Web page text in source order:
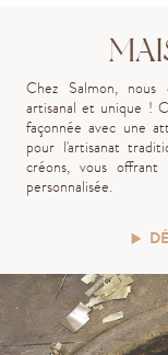
Chez Salmon, nous
artisanal et unique !
façonnée avec une
pour l'artisanat
créons, vous
personnalisée.